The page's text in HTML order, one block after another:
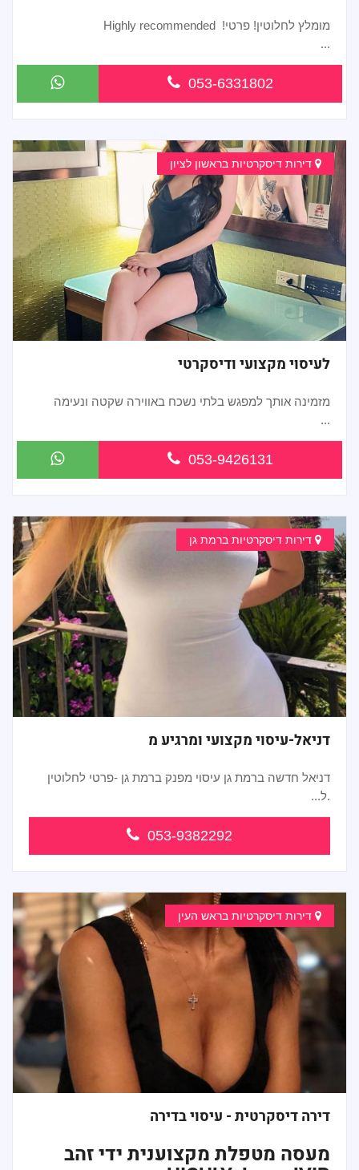
מומלץ לחלוטין! פרטי! ​​​​​​ Highly recommended
...
053-6331802
דירות דיסקרטיות בראשון לציון
לעיסוי מקצועי ודיסקרטי
מזמינה אותך למפגש בלתי נשכח באווירה שקטה ונעימה
...
053-9426131
דירות דיסקרטיות ברמת גן
דניאל-עיסוי מקצועי ומרגיע מ
דניאל חדשה ברמת גן עיסוי מפנק ברמת גן -פרטי לחלוטין
.ל...
053-9382292
דירות דיסקרטיות בראש העין
דירה דיסקרטית - עיסוי בדירה
מעסה מטפלת מקצוענית ידי זהב